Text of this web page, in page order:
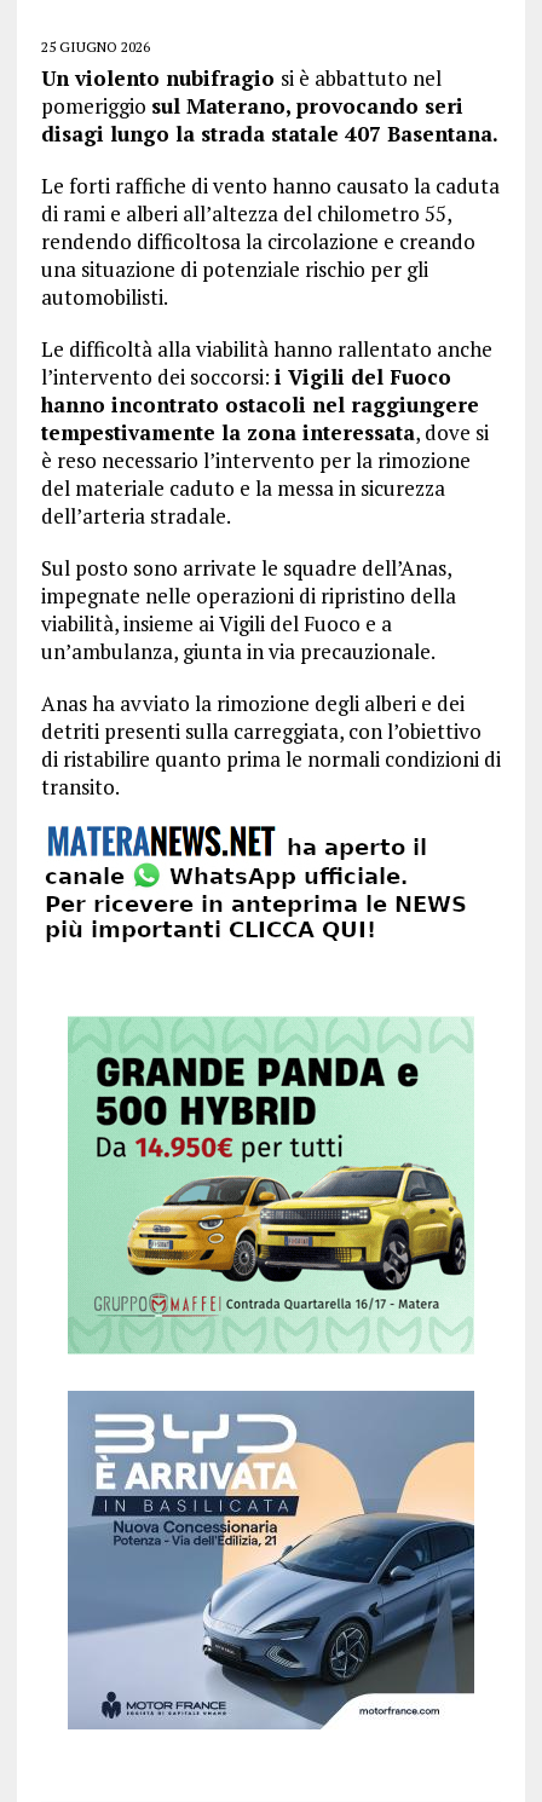
25 GIUGNO 2026
Un violento nubifragio si è abbattuto nel
pomeriggio sul Materano, provocando seri
disagi lungo la strada statale 407 Basentana.
Le forti raffiche di vento hanno causato la caduta
di rami e alberi all’altezza del chilometro 55,
rendendo difficoltosa la circolazione e creando
una situazione di potenziale rischio per gli
automobilisti.
Le difficoltà alla viabilità hanno rallentato anche
l’intervento dei soccorsi: i Vigili del Fuoco
hanno incontrato ostacoli nel raggiungere
tempestivamente la zona interessata, dove si
è reso necessario l’intervento per la rimozione
del materiale caduto e la messa in sicurezza
dell’arteria stradale.
Sul posto sono arrivate le squadre dell’Anas,
impegnate nelle operazioni di ripristino della
viabilità, insieme ai Vigili del Fuoco e a
un’ambulanza, giunta in via precauzionale.
Anas ha avviato la rimozione degli alberi e dei
detriti presenti sulla carreggiata, con l’obiettivo
di ristabilire quanto prima le normali condizioni di
transito.